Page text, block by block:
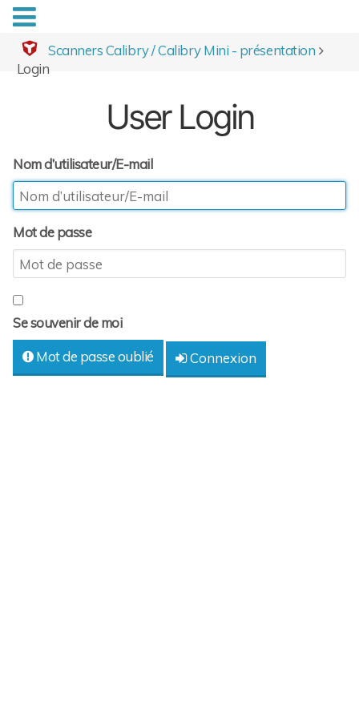
Scanners Calibry / Calibry Mini - présentation
Login
User Login
Nom d’utilisateur/E-mail
Mot de passe
Se souvenir de moi
Mot de passe oublié
Connexion